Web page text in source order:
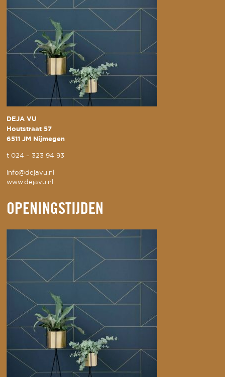
DEJA VU
Houtstraat 57
6511 JM Nijmegen
t024 – 323 94 93
info@dejavu.nl
www.dejavu.nl
OPENINGSTIJDEN